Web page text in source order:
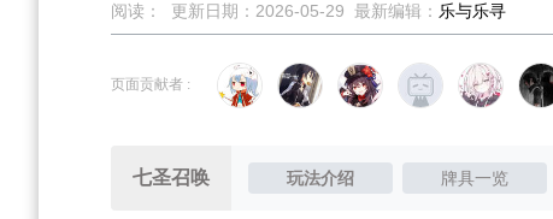
阅读： 更新日期： 2026-05-29 最新编辑： 乐与乐寻
到
到
页面贡献者 :
七圣召唤 玩法介绍 牌具一览